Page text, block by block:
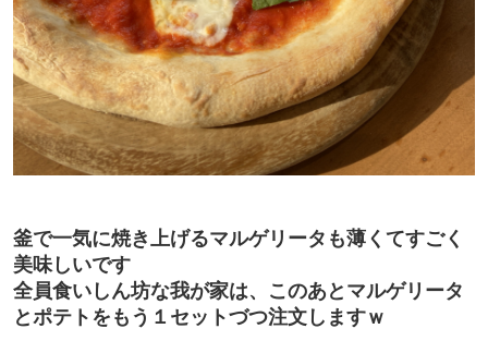
釜で一気に焼き上げるマルゲリータも薄くてすごく
美味しいです
全員食いしん坊な我が家は、このあとマルゲリータ
とポテトをもう１セットづつ注文しますｗ